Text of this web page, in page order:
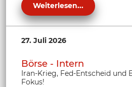
Weiterlesen...
27. Juli 2026
Börse - Intern
Iran-Krieg, Fed-Entscheid und
Fokus!